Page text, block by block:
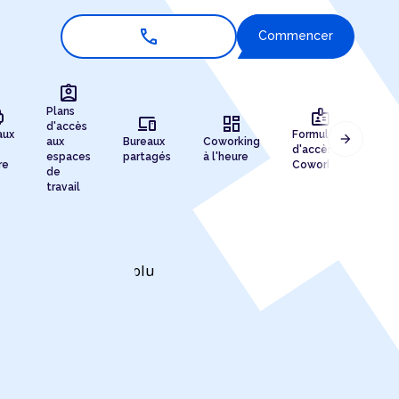
call Commencer
assignment_ind
Plans
d'accès
aux
espaces
de
travail
devices
Bureaux
partagés
dashboard
Coworking
à l'heure
badge
Formules
d'accès au
Coworking
arrow_forward